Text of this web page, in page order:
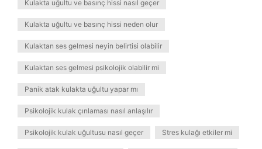
Kulakta uğultu ve basınç hissi nasıl geçer
Kulakta uğultu ve basınç hissi neden olur
Kulaktan ses gelmesi neyin belirtisi olabilir
Kulaktan ses gelmesi psikolojik olabilir mi
Panik atak kulakta uğultu yapar mı
Psikolojik kulak çınlaması nasıl anlaşılır
Psikolojik kulak uğultusu nasıl geçer Stres kulağı etkiler mi